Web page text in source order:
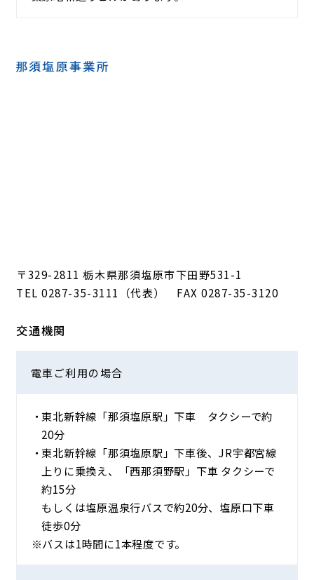
〒329-2811 栃木県那須塩原市下田野531-1
TEL0287-35-3111 （代表） FAX 0287-35-3120
交通機関
電車ご利用の場合
東北新幹線「那須塩原駅」下車 タクシーで約
20分
東北新幹線「那須塩原駅」下車後、JR宇都宮線
上りに乗換え、「西那須野駅」下車 タクシーで
約15分
もしくは塩原温泉行バスで約20分、塩原口下車
徒歩0分
※バスは1時間に1本程度です。